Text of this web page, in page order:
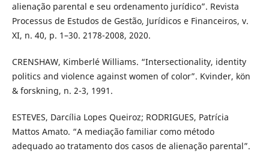
alienação parental e seu ordenamento jurídico”. Revista
Processus de Estudos de Gestão, Jurídicos e Financeiros, v.
XI, n. 40, p. 1–30. 2178-2008, 2020.
CRENSHAW, Kimberlé Williams. “Intersectionality, identity
politics and violence against women of color”. Kvinder, kön
& forskning, n. 2-3, 1991.
ESTEVES, Darcília Lopes Queiroz; RODRIGUES, Patrícia
Mattos Amato. “A mediação familiar como método
adequado ao tratamento dos casos de alienação parental”.